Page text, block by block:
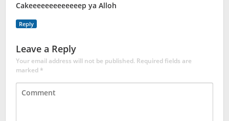
Cakeeeeeeeeeeeeep ya Alloh
Reply
Leave a Reply
Your email address will not be published. Required fields are
marked*